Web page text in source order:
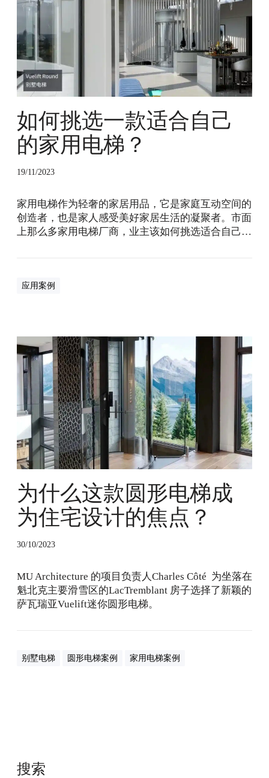
适
合
自
己
的
家
用
电
梯
？
如何挑选一款适合自己
的家用电梯？
19/11/2023
家用电梯作为轻奢的家居用品，它是家庭互动空间的
创造者，也是家人感受美好家居生活的凝聚者。市面
上那么多家用电梯厂商，业主该如何挑选适合自己…
应用案例
为
什
么
这
款
圆
电
梯
成
为
住
宅
设
的
点
？
为什么这款圆形电梯成
为住宅设计的焦点？
30/10/2023
MU Architecture 的项目负责人Charles Côté 为坐落在
魁北克主要滑雪区的LacTremblant 房子选择了新颖的
萨瓦瑞亚Vuelift迷你圆形电梯。
别墅电梯 圆形电梯案例 家用电梯案例
搜索